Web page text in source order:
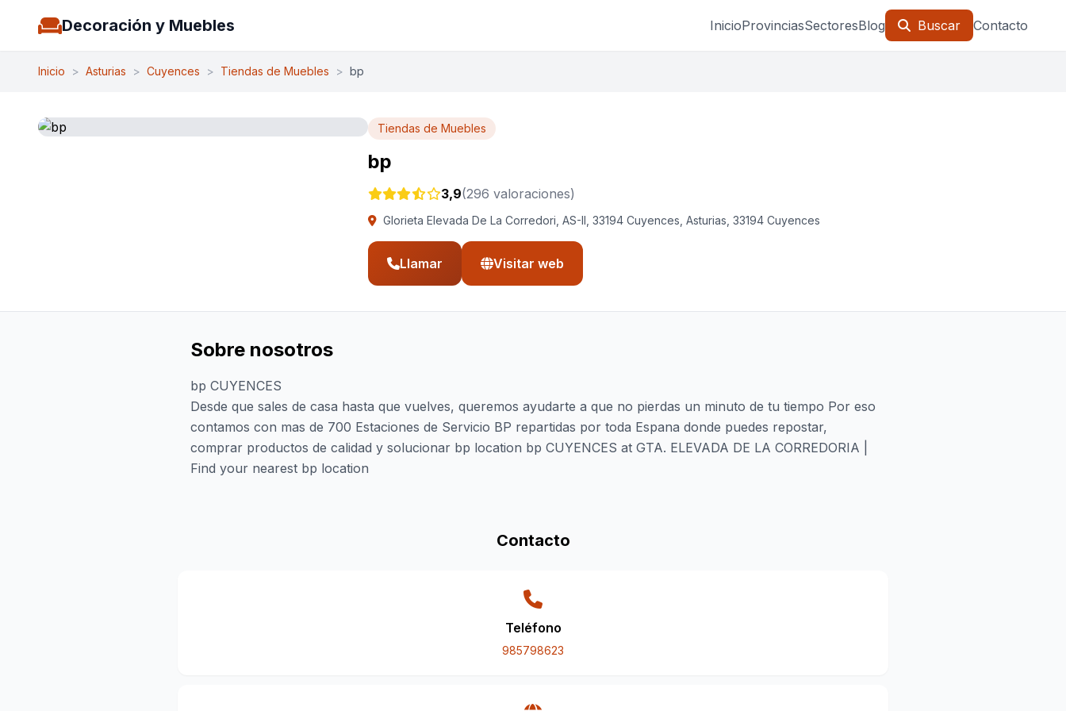
Decoración y Muebles InicioProvinciasSectoresBlog Buscar Contacto
Inicio > Asturias > Cuyences > Tiendas de Muebles > bp
Tiendas de Muebles
bp
3,9(296 valoraciones)
Glorieta Elevada De La Corredori, AS-II, 33194 Cuyences, Asturias, 33194 Cuyences
Llamar Visitar web
Sobre nosotros
bp CUYENCES
Desde que sales de casa hasta que vuelves, queremos ayudarte a que no pierdas un minuto de tu tiempo Por eso
contamos con mas de 700 Estaciones de Servicio BP repartidas por toda Espana donde puedes repostar,
comprar productos de calidad y solucionar bp location bp CUYENCES at GTA. ELEVADA DE LA CORREDORIA |
Find your nearest bp location
Contacto
Teléfono
985798623